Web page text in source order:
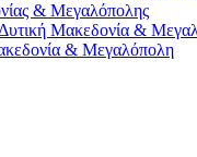
& Μεγαλόπολης
Δυτική Μακεδονία &
& Μεγαλόπολη